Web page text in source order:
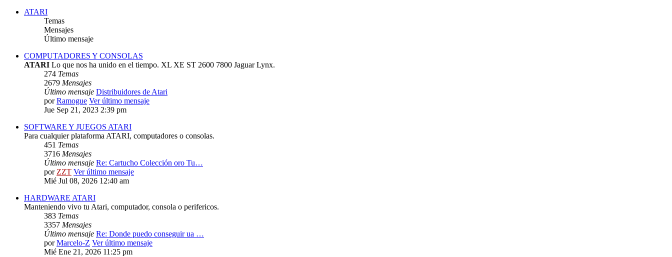
ATARI
Temas
Mensajes
Último mensaje
COMPUTADORES Y CONSOLAS
ATARI Lo que nos ha unido en el tiempo. XL XE ST 2600 7800 Jaguar Lynx.
274 Temas
2679 Mensajes
Último mensaje Distribuidores de Atari
porRamogue Ver último mensaje
Jue Sep 21, 2023 2:39 pm
SOFTWARE Y JUEGOS ATARI
Para cualquier plataforma ATARI, computadores o consolas.
451 Temas
3716 Mensajes
Último mensaje Re: Cartucho Colección oro Tu…
porZZT Ver último mensaje
Mié Jul 08, 2026 12:40 am
HARDWARE ATARI
Manteniendo vivo tu Atari, computador, consola o perifericos.
383 Temas
3357 Mensajes
Último mensaje Re: Donde puedo conseguir ua …
porMarcelo-Z Ver último mensaje
Mié Ene 21, 2026 11:25 pm